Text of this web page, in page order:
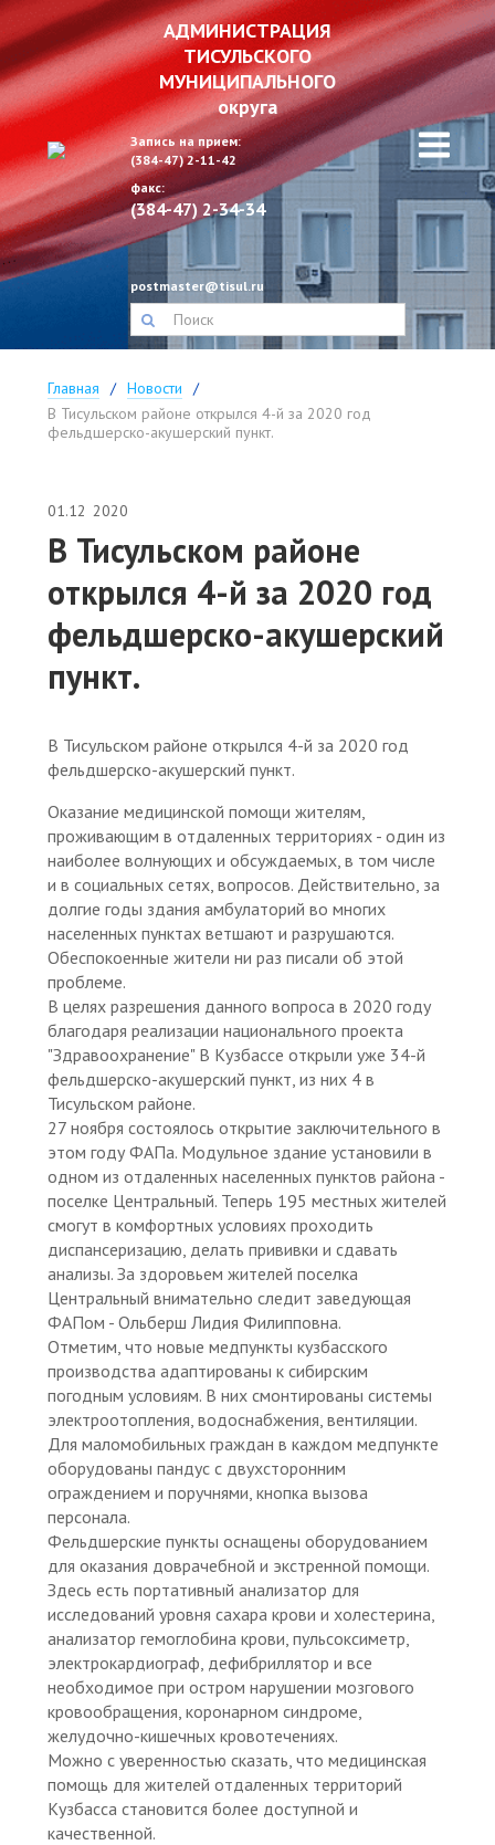
АДМИНИСТРАЦИЯ
ТИСУЛЬСКОГО
МУНИЦИПАЛЬНОГО
округа
Запись на прием:
(384-47) 2-11-42
факс:
(384-47) 2-34-34
postmaster@tisul.ru
Главная
Новости
В Тисульском районе открылся 4-й за 2020 год
фельдшерско-акушерский пункт.
01.12 2020
В Тисульском районе
открылся 4-й за 2020 год
фельдшерско-акушерский
пункт.
В Тисульском районе открылся 4-й за 2020 год
фельдшерско-акушерский пункт.
Оказание медицинской помощи жителям,
проживающим в отдаленных территориях - один из
наиболее волнующих и обсуждаемых, в том числе
и в социальных сетях, вопросов. Действительно, за
долгие годы здания амбулаторий во многих
населенных пунктах ветшают и разрушаются.
Обеспокоенные жители ни раз писали об этой
проблеме.
В целях разрешения данного вопроса в 2020 году
благодаря реализации национального проекта
"Здравоохранение" В Кузбассе открыли уже 34-й
фельдшерско-акушерский пункт, из них 4 в
Тисульском районе.
27 ноября состоялось открытие заключительного в
этом году ФАПа. Модульное здание установили в
одном из отдаленных населенных пунктов района -
поселке Центральный. Теперь 195 местных жителей
смогут в комфортных условиях проходить
диспансеризацию, делать прививки и сдавать
анализы. За здоровьем жителей поселка
Центральный внимательно следит заведующая
ФАПом - Ольберш Лидия Филипповна.
Отметим, что новые медпункты кузбасского
производства адаптированы к сибирским
погодным условиям. В них смонтированы системы
электроотопления, водоснабжения, вентиляции.
Для маломобильных граждан в каждом медпункте
оборудованы пандус с двухсторонним
ограждением и поручнями, кнопка вызова
персонала.
Фельдшерские пункты оснащены оборудованием
для оказания доврачебной и экстренной помощи.
Здесь есть портативный анализатор для
исследований уровня сахара крови и холестерина,
анализатор гемоглобина крови, пульсоксиметр,
электрокардиограф, дефибриллятор и все
необходимое при остром нарушении мозгового
кровообращения, коронарном синдроме,
желудочно-кишечных кровотечениях.
Можно с уверенностью сказать, что медицинская
помощь для жителей отдаленных территорий
Кузбасса становится более доступной и
качественной.